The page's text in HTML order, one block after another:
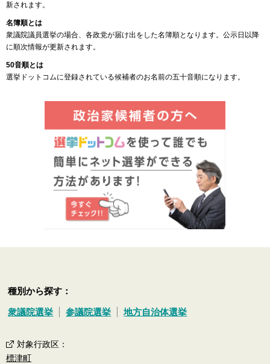
新されます。
名簿順とは
衆議院議員選挙の場合、各政党が届け出をした名簿順となります。公示日以降
に順次情報が更新されます。
50音順とは
選挙ドットコムに登録されている候補者のお名前の五十音順になります。
種別から探す：
衆議院選挙 参議院選挙 地方自治体選挙
対象行政区 ：
標津町